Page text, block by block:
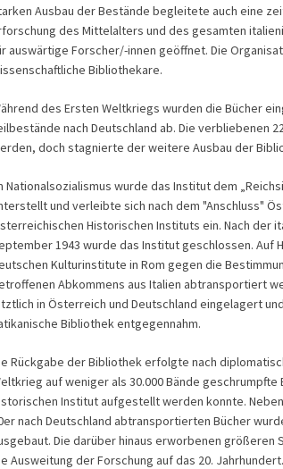
Ausbau der Bestände begleitete auch eine
des Mittelalters und des gesamten
auswärtige Forscher/-innen geöffnet. Die
Bibliothekare.
des Ersten Weltkriegs wurden die Bücher
nach Deutschland ab. Die verbliebenen
doch stagnierte der weitere Ausbau der
Nationalsozialismus wurde das Institut dem
und verleibte sich nach dem "Anschluss"
Historischen Instituts ein. Nach der
1943 wurde das Institut geschlossen. Auf
Kulturinstitute in Rom gegen die
Abkommens aus Italien abtransportiert
in Österreich und Deutschland eingelagert
Bibliothek entgegennahm.
Rückgabe der Bibliothek erfolgte nach
auf weniger als 30.000 Bände
Institut aufgestellt werden konnte.
nach Deutschland abtransportierten Bücher
Die darüber hinaus erworbenen
Ausweitung der Forschung auf das 20. Jahrhundert.